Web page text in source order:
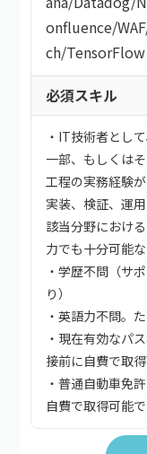
onfluence/WAF
ch/TensorFlow
必須スキル
・IT技術者とし
一部、もしくは
工程の実務経験
実装、検証、運
該当分野におけ
力でも十分可能
・学歴不問（サ
り）
・英語力不問。
・現在有効なパ
接前に自費で取
・普通自動車免
自費で取得可能で